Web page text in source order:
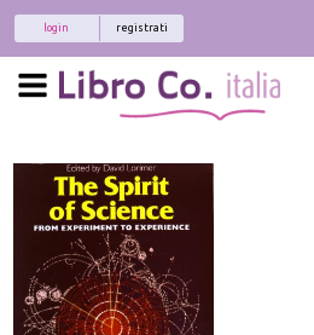
registrati
login